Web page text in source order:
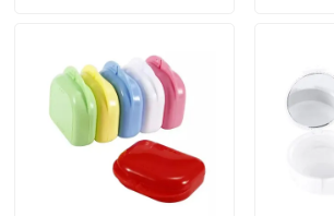
हमारे बारे में
कारखाना भ्रमण